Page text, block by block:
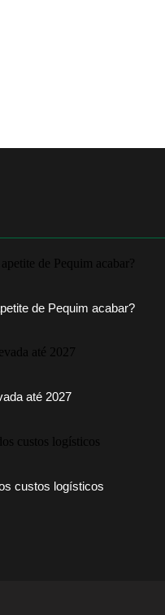
de Pequim acabar?
até 2027
custos logísticos